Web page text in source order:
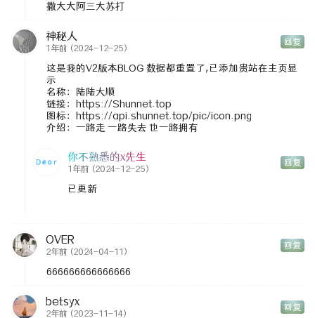
撒大大阿三大苏打
神秘人
1年前 (2024-12-25)
回复
这是我的V2版本BLOG 数据都重置了,已添加贵站在主页显
示
名称：陆陆大顺
链接：https://Shunnet.top
图标：https://api.shunnet.top/pic/icon.png
介绍：一路走 一路失去 也一路拥有
你不熟悉的x先生
1年前 (2024-12-25)
回复
已更新
OVER
2年前 (2024-04-11)
回复
666666666666666
betsyx
2年前 (2023-11-14)
回复